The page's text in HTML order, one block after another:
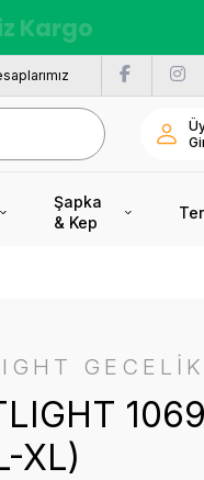
Şapka
& Kep
GECELİK
XL)